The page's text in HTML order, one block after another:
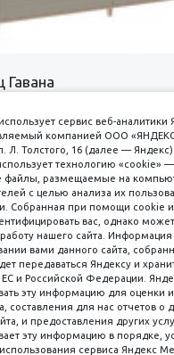
работы
и сборка
в компании
Принимаем к оплате
сервис веб-аналитики
компанией ООО
Л. Толстого, 16 (далее —
технологию «cookie»
файлы, размещаемые на
с целью анализа их
Собранная при помощи cookie
вас, однако
нашего сайта. Информация
вами данного сайта,
передаваться Яндексу и
ЕС и Российской Федерации.
эту информацию для оценки
составления для нас отчетов о
и предоставления других
эту информацию в порядке,
сервиса Яндекс